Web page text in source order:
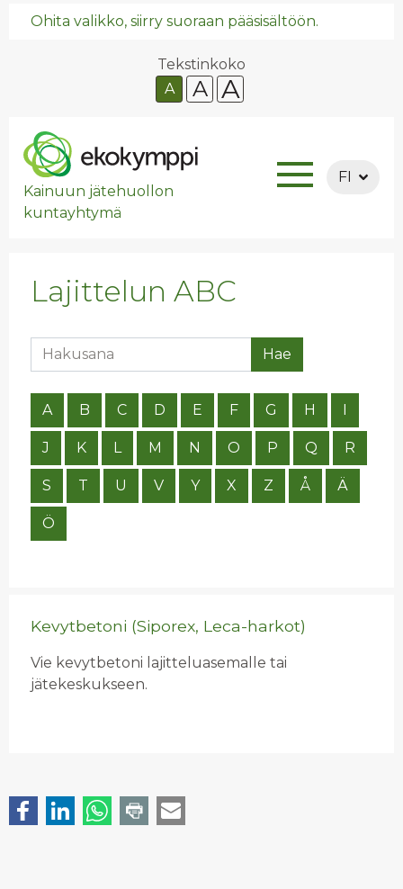
Ohita valikko, siirry suoraan pääsisältöön.
Tekstinkoko
A
A A
Kainuun jätehuollon
kuntayhtymä
FI
Lajittelun ABC
Hakusana Hae
A B C D E F G H I
J K L M N O P Q R
S T U V Y X Z Å Ä
Ö
Kevytbetoni (Siporex, Leca-harkot)
Vie kevytbetoni lajitteluasemalle tai
jätekeskukseen.